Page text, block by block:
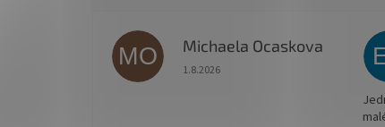
MO Michaela Ocaskova
Hodnocení obchodu je 5 z 5
1.8.2026